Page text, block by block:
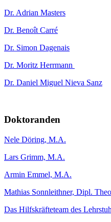
Dr. Adrian Masters
Dr. Benoît Carré
Dr. Simon Dagenais
Dr. Moritz Herrmann
Dr. Daniel Miguel Nieva Sanz
Doktoranden
Nele Döring, M.A.
Lars Grimm, M.A.
Armin Emmel, M.A.
Mathias Sonnleithner, Dipl.
Das Hilfskräfteteam des